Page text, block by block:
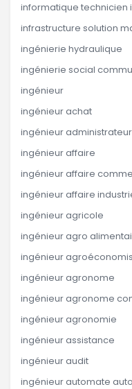
informatique technicien
infrastructure solution
ingénierie hydraulique
ingénierie social
ingénieur
ingénieur achat
ingénieur
ingénieur affaire
ingénieur affaire
ingénieur affaire
ingénieur agricole
ingénieur agro
ingénieur
ingénieur agronome
ingénieur agronome
ingénieur agronomie
ingénieur assistance
ingénieur audit
ingénieur automate